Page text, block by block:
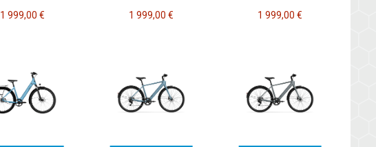
1 999,00 € 1 999,00 € 1 999,00 €